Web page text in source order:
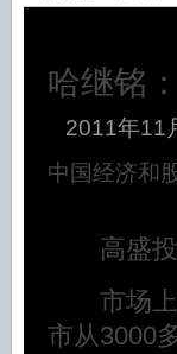
哈继铭
2011年11
中国经济和
高盛
市场上
市从3000